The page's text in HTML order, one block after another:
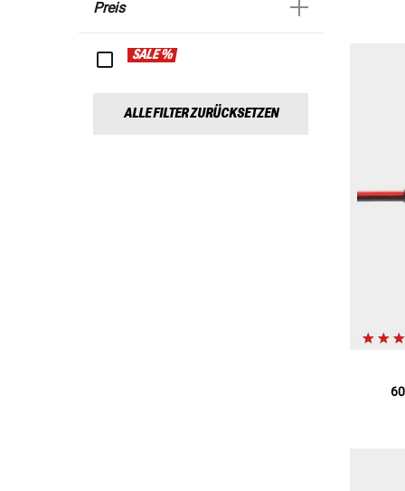
Preis
SALE %
ALLE FILTER ZURÜCKSETZEN